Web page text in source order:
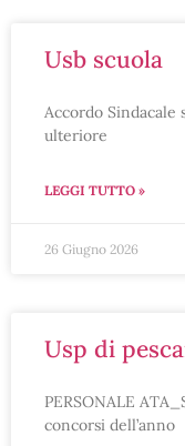
usb scuola
Accordo
ulteriore
LEGGI TUTTO »
26 Giugno 2026
usp di
PERSONALE
concorsi dell’anno